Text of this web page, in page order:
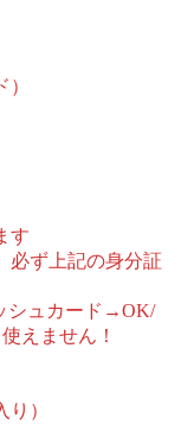
す
必ず上記の身分証
シュカード→OK/
えません！
）